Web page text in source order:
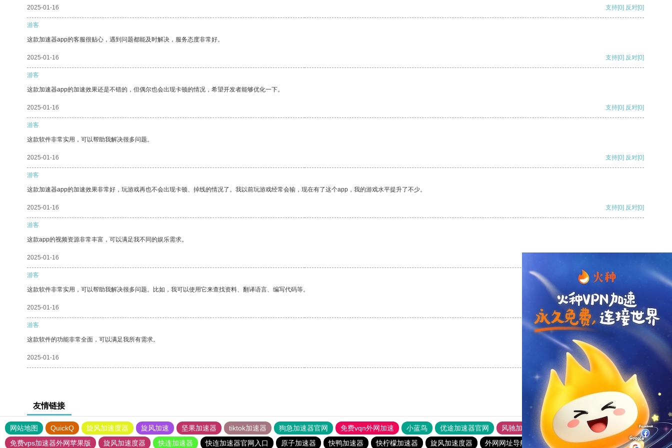
2025-01-16 支持[0] 反对[0]
游客
这款加速器app的客服很贴心，遇到问题都能及时解决，服务态度非常好。
2025-01-16 支持[0] 反对[0]
游客
这款加速器app的加速效果还是不错的，但偶尔也会出现卡顿的情况，希望开发者能够优化一下。
2025-01-16 支持[0] 反对[0]
游客
这款软件非常实用，可以帮助我解决很多问题。
2025-01-16 支持[0] 反对[0]
游客
这款加速器app的加速效果非常好，玩游戏再也不会出现卡顿、掉线的情况了。我以前玩游戏经常会输，现在有了这个app，我的游戏水平提升了不少。
2025-01-16 支持[0] 反对[0]
游客
这款app的视频资源非常丰富，可以满足我不同的娱乐需求。
2025-01-16
游客
这款软件非常实用，可以帮助我解决很多问题。比如，我可以使用它来查找资料、翻译语言、编写代码等。
2025-01-16 支持 [0] 反对 [0]
游客
这款软件的功能非常全面，可以满足我所有需求。
2025-01-16 支持
友情链接
网站地图 QuickQ 旋风加速度器 旋风加速 坚果加速器 tiktok加速器 狗急加速器官网 免费vqn外网加速 小蓝鸟 优途加速器官网 风驰加速器
旋风加速器
免费vps加速器外网苹果版
旋风加速度器 快连加速器 快连加速器官网入口 原子加速器 快鸭加速器 快柠檬加速器 旋风加速度器 外网网址导航 软件中心 雷霆加速 狂飙加速器